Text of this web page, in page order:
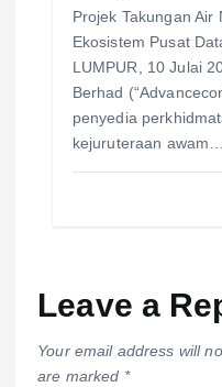
Projek Takungan Air
Ekosistem Pusat
LUMPUR, 10 Julai
Berhad
penyedia
kejuruteraan awam…
Leave a
Your email address will
are marked *